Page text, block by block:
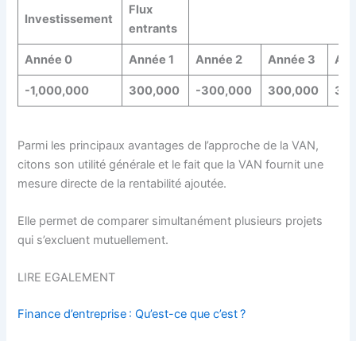
Investissement
Flux
entrants
Année 0 Année 1 Année 2 Année 3
-1,000,000 300,000 -300,000 300,000
Parmi les principaux avantages de l’approche de la VAN,
citons son utilité générale et le fait que la VAN fournit une
mesure directe de la rentabilité ajoutée.
Elle permet de comparer simultanément plusieurs projets
qui s’excluent mutuellement.
LIRE EGALEMENT
Finance d’entreprise : Qu’est-ce que c’est ?